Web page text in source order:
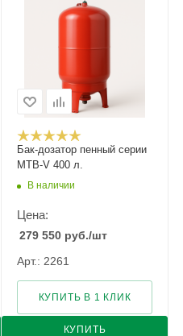
Бак-дозатор пенный серии
MTB-V 400 л.
В наличии
Цена:
279 550 руб./шт
Арт.: 2261
КУПИТЬ
КУПИТЬ В 1 КЛИК